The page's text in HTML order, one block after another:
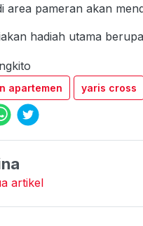
area pameran akan
hadiah utama
apartemen yaris cross
artikel